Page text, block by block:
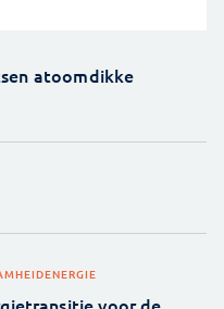
atoomdikke
ENERGIE